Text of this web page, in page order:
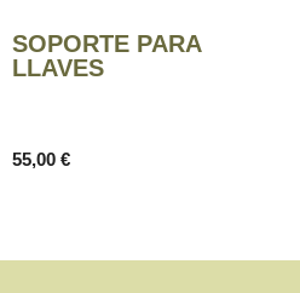
SOPORTE PARA
LLAVES
55,00 €